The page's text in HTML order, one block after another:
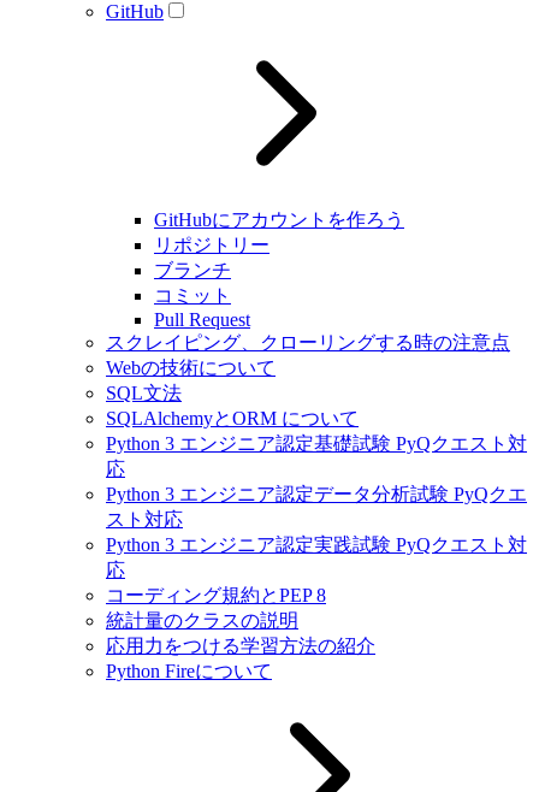
GitHub
GitHubにアカウントを作ろう
リポジトリー
ブランチ
コミット
Pull Request
スクレイピング、クローリングする時の注意点
Webの技術について
SQL文法
SQLAlchemyとORM について
Python 3 エンジニア認定基礎試験 PyQクエスト対
応
Python 3 エンジニア認定データ分析試験 PyQクエ
スト対応
Python 3 エンジニア認定実践試験 PyQクエスト対
応
コーディング規約とPEP 8
統計量のクラスの説明
応用力をつける学習方法の紹介
Python Fireについて